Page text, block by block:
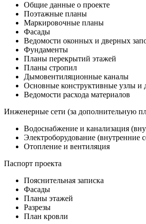
Общие данные о проекте
Поэтажные планы
Маркировочные планы
Фасады
Ведомости оконных и дверных
Фундаменты
Планы перекрытий этажей
Планы стропил
Дымовентиляционные каналы
Основные конструктивные узлы и
Ведомости расхода материалов
Инженерные сети (за дополнительную
Водоснабжение и канализация
Электроборудование (внутренние
Отопление и вентиляция
Паспорт проекта
Пояснительная записка
Фасады
Планы этажей
Разрезы
План кровли